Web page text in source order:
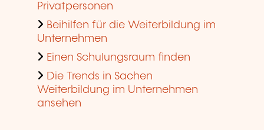
Privatpersonen
Beihilfen für die Weiterbildung im
Unternehmen
Einen Schulungsraum finden
Die Trends in Sachen
Weiterbildung im Unternehmen
ansehen